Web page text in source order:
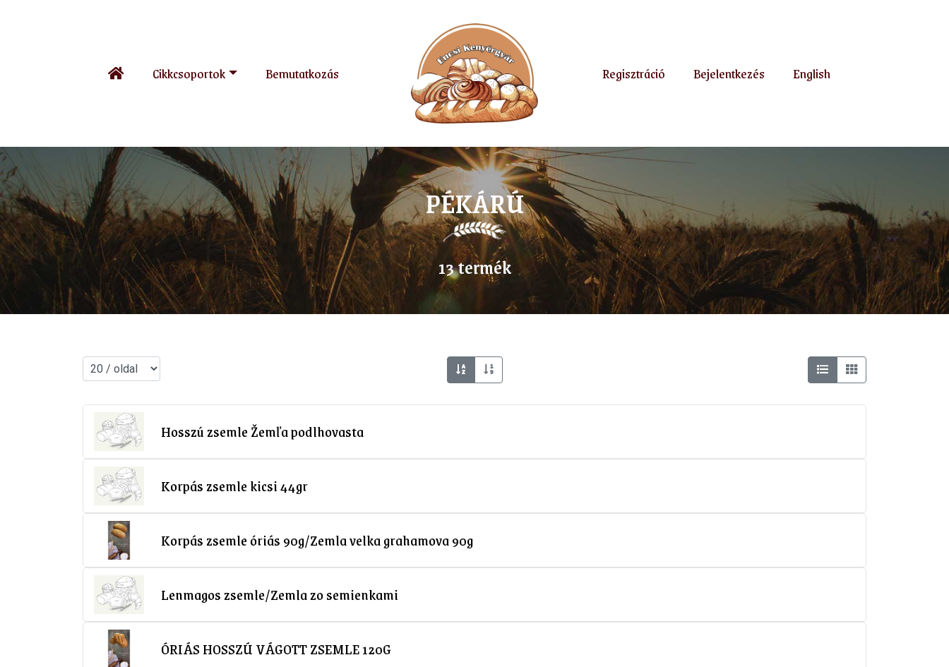
Cikkcsoportok Bemutatkozás Regisztráció Bejelentkezés English
PÉKÁRÚ
13 termék
Hosszú zsemle Žemľa podlhovasta
Korpás zsemle kicsi 44gr
Korpás zsemle óriás 90g/Zemla velka grahamova 90g
Lenmagos zsemle/Zemla zo semienkami
ÓRIÁS HOSSZÚ VÁGOTT ZSEMLE 120G